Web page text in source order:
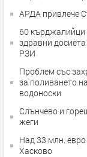
АРДА привлече
60 кърджалийци
здравни
РЗИ
Проблем със
за поливането
водоноски
Слънчево и
жеги
Над 33 млн.
Хасково